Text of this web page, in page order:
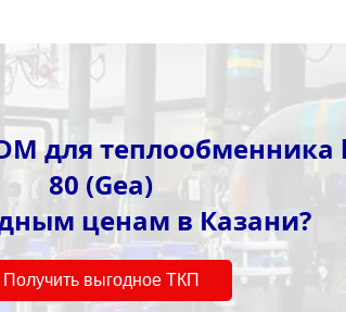
для
80 (Gea)
ценам в Казани?
Получить выгодное ТКП